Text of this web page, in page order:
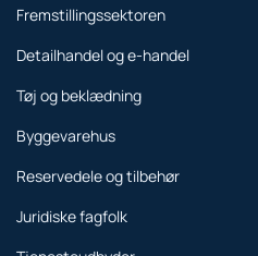
Fremstillingssektoren
Detailhandel og e-handel
Tøj og beklædning
Byggevarehus
Reservedele og tilbehør
Juridiske fagfolk